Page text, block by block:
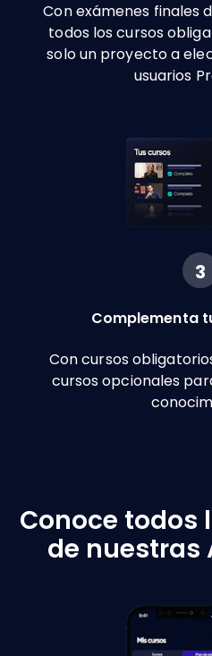
Con exámenes finales
todos los cursos
solo un proyecto a
usuarios
3
Complementa
Con cursos
cursos opcionales
Conoce todos
de nuestras